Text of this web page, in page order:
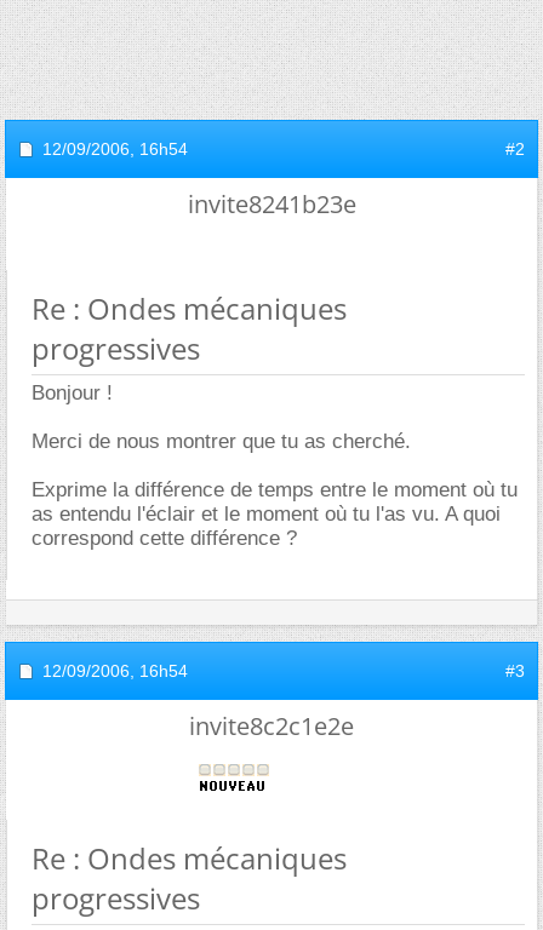
12/09/2006, 16h54 #2
invite8241b23e
Re : Ondes mécaniques
progressives
Bonjour !
Merci de nous montrer que tu as cherché.
Exprime la différence de temps entre le moment où tu
as entendu l'éclair et le moment où tu l'as vu. A quoi
correspond cette différence ?
12/09/2006, 16h54 #3
invite8c2c1e2e
Re : Ondes mécaniques
progressives